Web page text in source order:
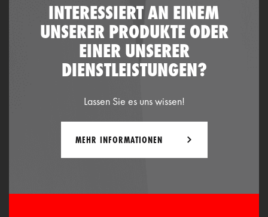
INTERESSIERT AN EINEM
UNSERER PRODUKTE ODER
EINER UNSERER
DIENSTLEISTUNGEN?
Lassen Sie es uns wissen!
MEHR INFORMATIONEN